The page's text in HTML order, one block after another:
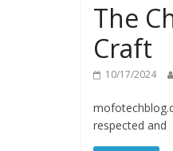
The
Craft
10/17/2024
respected and